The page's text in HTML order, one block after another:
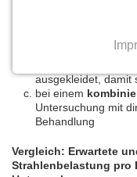
Ballon an der
bzw. wieder öffnet.
ausgekleidet, damit
bei einem
Untersuchung mit
Behandlung
Vergleich: Erwartete
Strahlenbelastung pro
Notwendige
Funktionen und
der Website